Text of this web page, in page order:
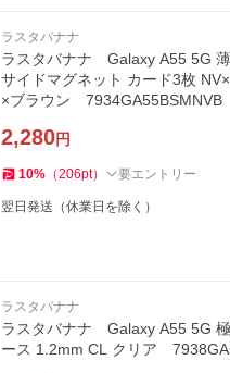
ラスタバナナ
ラスタバナナ Galaxy A55 5G
サイドマグネット カード3枚
×ブラウン 7934GA55BSMNVB
2,280円
10% （206pt） 要エントリー
翌日発送（休業日を除く）
ラスタバナナ
ラスタバナナ Galaxy A55 5G
ース 1.2mm CL クリア